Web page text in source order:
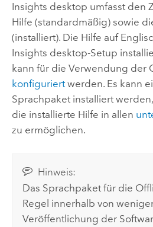
Insights desktop umfasst den
Hilfe (standardmäßig) sowie
(installiert). Die Hilfe auf
Insights desktop-Setup
kann für die Verwendung der
konfiguriertwerden. Es kann
Sprachpaket installiert
die installierte Hilfe in allen
zu ermöglichen.
Hinweis:
Das Sprachpaket für die
Regel innerhalb von
Veröffentlichung der